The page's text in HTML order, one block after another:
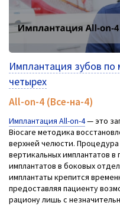
All-on-4 (Все-на-4)
Имплантация All-on-4— это
Biocare методика
верхней челюсти.
вертикальных имплантатов
имплантатов в боковых
имплантаты крепится
предоставляя пациенту
рациону лишь с
Имплантация зубов по
четырех